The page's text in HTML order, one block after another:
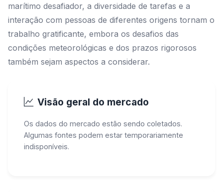
marítimo desafiador, a diversidade de tarefas e a
interação com pessoas de diferentes origens tornam o
trabalho gratificante, embora os desafios das
condições meteorológicas e dos prazos rigorosos
também sejam aspectos a considerar.
Visão geral do mercado
Os dados do mercado estão sendo coletados.
Algumas fontes podem estar temporariamente
indisponíveis.